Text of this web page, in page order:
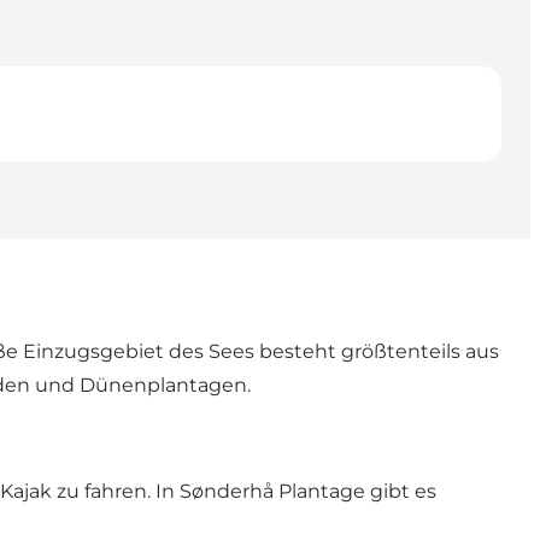
Einzugsgebiet des Sees besteht größtenteils aus
und Dünenplantagen.
zu fahren. In Sønderhå Plantage gibt es